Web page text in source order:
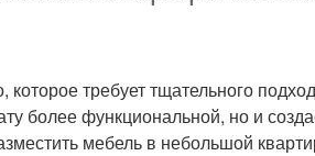
требует тщательного
более функциональной, но и
мебель в небольшой